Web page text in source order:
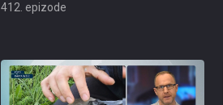
412. epizode